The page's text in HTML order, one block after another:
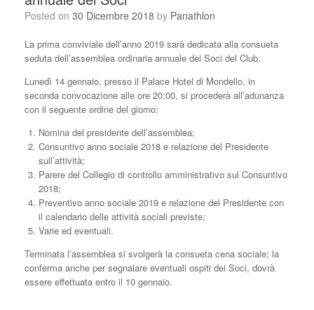
Posted on 30 Dicembre 2018 by Panathlon
La prima conviviale dell’anno 2019 sarà dedicata alla consueta
seduta dell’assemblea ordinaria annuale dei Soci del Club.
Lunedì 14 gennaio, presso il Palace Hotel di Mondello, in
seconda convocazione alle ore 20:00, si procederà all’adunanza
con il seguente ordine del giorno:
Nomina del presidente dell’assemblea;
Consuntivo anno sociale 2018 e relazione del Presidente
sull’attività;
Parere del Collegio di controllo amministrativo sul Consuntivo
2018;
Preventivo anno sociale 2019 e relazione del Presidente con
il calendario delle attività sociali previste;
Varie ed eventuali.
Terminata l’assemblea si svolgerà la consueta cena sociale; la
conferma anche per segnalare eventuali ospiti dei Soci, dovrà
essere effettuata entro il 10 gennaio.